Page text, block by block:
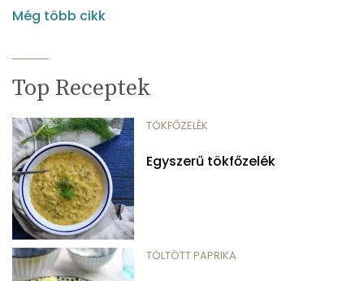
Még több cikk
Top Receptek
TÖKFŐZELÉK
Egyszerű tökfőzelék
TÖLTÖTT PAPRIKA